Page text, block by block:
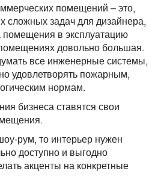
помещений – это,
сложных задач для дизайнера,
помещения в эксплуатацию
довольно большая.
все инженерные системы,
удовлетворять пожарным,
нормам.
бизнеса ставятся свои
рум, то интерьер нужен
доступно и выгодно
акценты на конкретные